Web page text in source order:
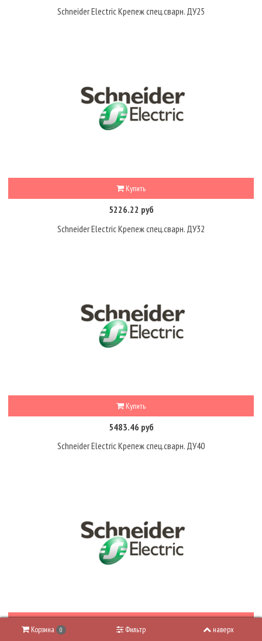
Schneider Electric Крепеж спец.сварн. ДУ25
Купить
5226.22 руб
Schneider Electric Крепеж спец.сварн. ДУ32
Купить
5483.46 руб
Schneider Electric Крепеж спец.сварн. ДУ40
Корзина 0 Фильтр наверх